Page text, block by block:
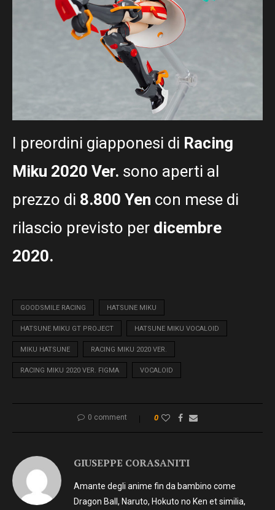
I preordini giapponesi di Racing
Miku 2020 Ver. sono aperti al
prezzo di 8.800 Yen con mese di
rilascio previsto per dicembre
2020.
GOODSMILE RACING HATSUNE MIKU
HATSUNE MIKU GT PROJECT HATSUNE MIKU VOCALOID
MIKU HATSUNE RACING MIKU 2020 VER.
RACING MIKU 2020 VER. FIGMA VOCALOID
0 comment 0
GIUSEPPE CORASANITI
Amante degli anime fin da bambino come
Dragon Ball, Naruto, Hokuto no Ken et similia,